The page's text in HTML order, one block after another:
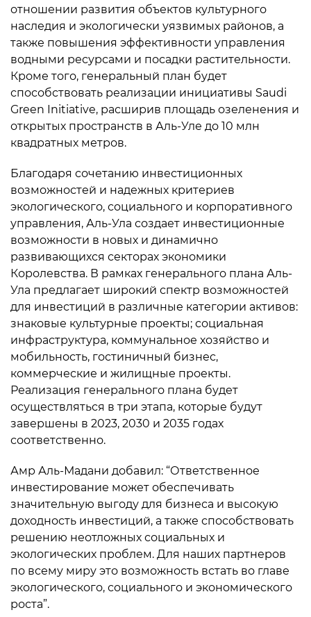
отношении развития объектов культурного
наследия и экологически уязвимых районов, а
также повышения эффективности управления
водными ресурсами и посадки растительности.
Кроме того, генеральный план будет
способствовать реализации инициативы Saudi
Green Initiative, расширив площадь озеленения и
открытых пространств в Аль-Уле до 10 млн
квадратных метров.
Благодаря сочетанию инвестиционных
возможностей и надежных критериев
экологического, социального и корпоративного
управления, Аль-Ула создает инвестиционные
возможности в новых и динамично
развивающихся секторах экономики
Королевства. В рамках генерального плана Аль-
Ула предлагает широкий спектр возможностей
для инвестиций в различные категории активов:
знаковые культурные проекты; социальная
инфраструктура, коммунальное хозяйство и
мобильность, гостиничный бизнес,
коммерческие и жилищные проекты.
Реализация генерального плана будет
осуществляться в три этапа, которые будут
завершены в 2023, 2030 и 2035 годах
соответственно.
Амр Аль-Мадани добавил: “Ответственное
инвестирование может обеспечивать
значительную выгоду для бизнеса и высокую
доходность инвестиций, а также способствовать
решению неотложных социальных и
экологических проблем. Для наших партнеров
по всему миру это возможность встать во главе
экологического, социального и экономического
роста”.